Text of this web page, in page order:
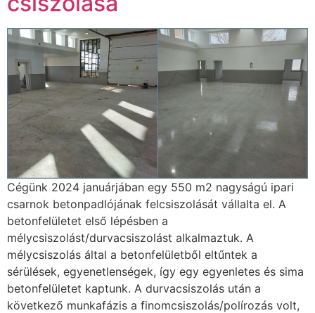
Cégünk 2024 januárjában egy 550 m2 nagyságú ipari
csarnok betonpadlójának felcsiszolását vállalta el. A
betonfelületet első lépésben a
mélycsiszolást/durvacsiszolást alkalmaztuk. A
mélycsiszolás által a betonfelületből eltűntek a
sérülések, egyenetlenségek, így egy egyenletes és sima
betonfelületet kaptunk. A durvacsiszolás után a
következő munkafázis a finomcsiszolás/polírozás volt,